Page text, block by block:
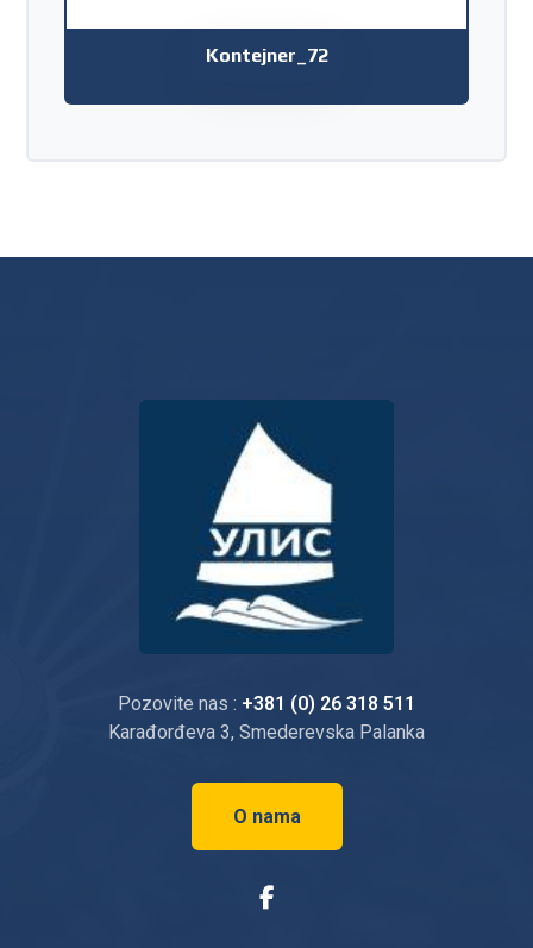
Kontejner_72
Pozovite nas : +381 (0) 26 318 511
Karađorđeva 3, Smederevska Palanka
O nama